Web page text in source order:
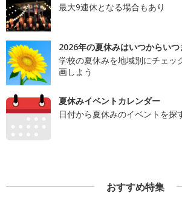
最大9連休となる場合もあり
2026年の夏休みはいつからいつ
学校の夏休みを地域別にチェッ
画しよう
夏休みイベントカレンダー
日付から夏休みのイベントを探
おすすめ特集